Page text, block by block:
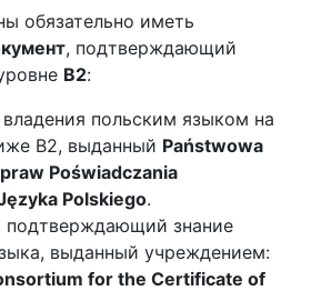
обязательно иметь
, подтверждающий
B2:
польским языком на
B2, выданный Państwowa
Poświadczania
Polskiego.
подтверждающий знание
выданный учреждением:
for the Certificate of